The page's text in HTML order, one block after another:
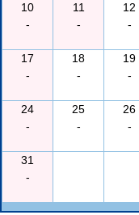
10
-
11
-
12
-
17
-
18
-
19
-
24
-
25
-
26
-
31
-